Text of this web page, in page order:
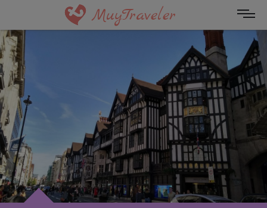
MuyTraveler